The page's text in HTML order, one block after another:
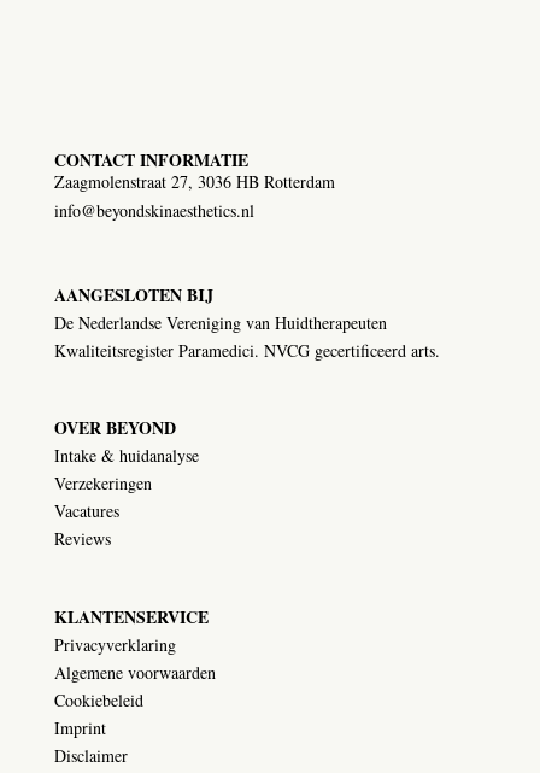
CONTACT INFORMATIE
Zaagmolenstraat 27, 3036 HB Rotterdam
info@beyondskinaesthetics.nl
AANGESLOTEN BIJ
De Nederlandse Vereniging van Huidtherapeuten
Kwaliteitsregister Paramedici. NVCG gecertificeerd arts.
OVER BEYOND
Intake & huidanalyse
Verzekeringen
Vacatures
Reviews
KLANTENSERVICE
Privacyverklaring
Algemene voorwaarden
Cookiebeleid
Imprint
Disclaimer